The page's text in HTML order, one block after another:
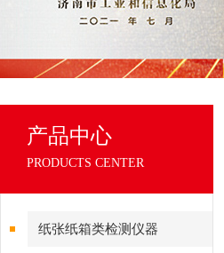
产品中心
PRODUCTS CENTER
纸张纸箱类检测仪器